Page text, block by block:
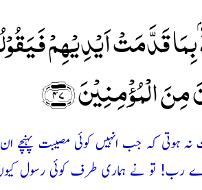
قَدَّمَتۡ اَیۡدِیۡہِمۡ
الۡمُؤۡمِنِیۡنَ ﴿۴۷﴾
نہ ہوتی کہ جب انہیں کوئی مصیبت
رب! تو نے ہماری طرف کوئی رسول کیوں